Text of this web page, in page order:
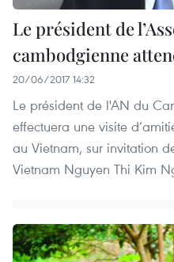
Le président de
cambodgienne
20/06/2017 14:32
Le président de l'AN du
effectuera une visite
au Vietnam, sur invitation
Vietnam Nguyen Thi Kim